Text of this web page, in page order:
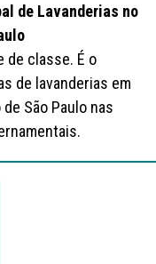
de Lavanderias no
de classe. É o
de lavanderias em
São Paulo nas